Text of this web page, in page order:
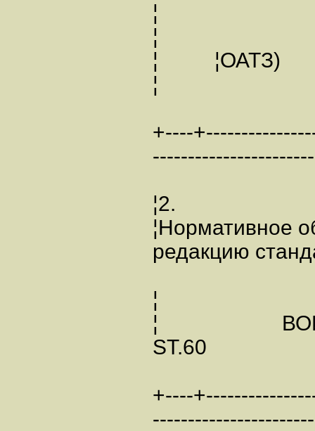
¦
¦
¦
¦
+----
¦2.
¦Нормативное
¦
¦
+----